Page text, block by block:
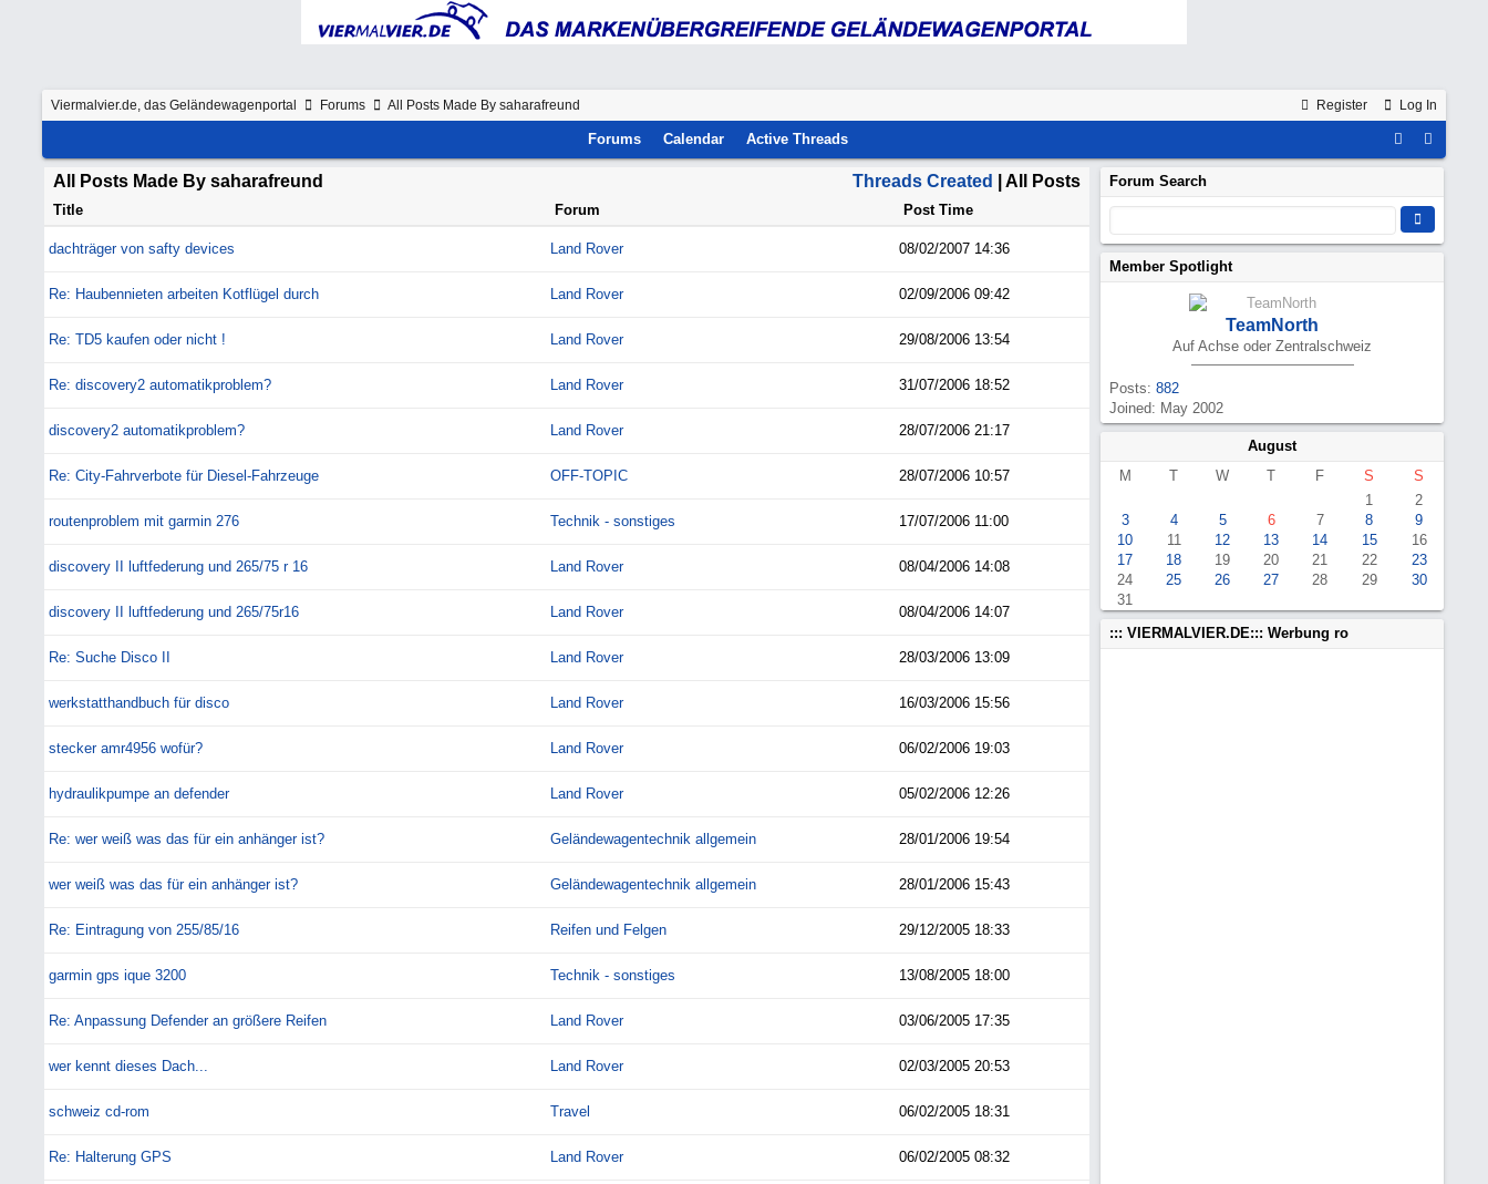
Register Log In
Viermalvier.de, das Geländewagenportal Forums All Posts Made By saharafreund
Forums Calendar Active Threads
Threads Created | All Posts
All Posts Made By saharafreund
Title Forum Post Time
dachträger von safty devices Land Rover 08/02/2007 14:36
Re: Haubennieten arbeiten Kotflügel durch Land Rover 02/09/2006 09:42
Re: TD5 kaufen oder nicht ! Land Rover 29/08/2006 13:54
Re: discovery2 automatikproblem? Land Rover 31/07/2006 18:52
discovery2 automatikproblem? Land Rover 28/07/2006 21:17
Re: City-Fahrverbote für Diesel-Fahrzeuge OFF-TOPIC 28/07/2006 10:57
routenproblem mit garmin 276 Technik - sonstiges 17/07/2006 11:00
discovery II luftfederung und 265/75 r 16 Land Rover 08/04/2006 14:08
discovery II luftfederung und 265/75r16 Land Rover 08/04/2006 14:07
Re: Suche Disco II Land Rover 28/03/2006 13:09
werkstatthandbuch für disco Land Rover 16/03/2006 15:56
stecker amr4956 wofür? Land Rover 06/02/2006 19:03
hydraulikpumpe an defender Land Rover 05/02/2006 12:26
Re: wer weiß was das für ein anhänger ist? Geländewagentechnik allgemein 28/01/2006 19:54
wer weiß was das für ein anhänger ist? Geländewagentechnik allgemein 28/01/2006 15:43
Re: Eintragung von 255/85/16 Reifen und Felgen 29/12/2005 18:33
garmin gps ique 3200 Technik - sonstiges 13/08/2005 18:00
Re: Anpassung Defender an größere Reifen Land Rover 03/06/2005 17:35
wer kennt dieses Dach... Land Rover 02/03/2005 20:53
schweiz cd-rom Travel 06/02/2005 18:31
Re: Halterung GPS Land Rover 06/02/2005 08:32
Forum Search
Member Spotlight
TeamNorth
Auf Achse oder Zentralschweiz
Posts: 882
Joined: May 2002
August
M
T W T F S
S
1
2
3
4 5 6 7 8
9
10
11 12 13 14 15
16
17
18 19 20 21 22
23
24
25 26 27 28 29
30
31
::: VIERMALVIER.DE::: Werbung ro